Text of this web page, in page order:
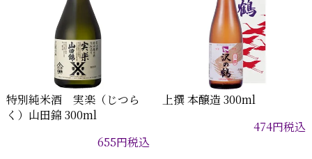
特別純米酒 実楽（じつら
く）山田錦 300ml
655円税込
上撰 本醸造 300ml
474円税込